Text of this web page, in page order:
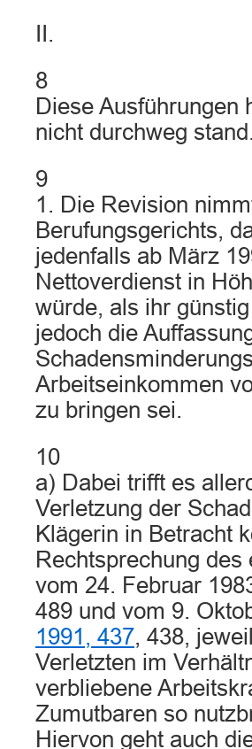
II.
8
Diese Ausführungen
nicht durchweg stand.
9
1. Die Revision
Berufungsgerichts,
jedenfalls ab März
Nettoverdienst in
würde, als ihr
jedoch die
Arbeitseinkommen
zu bringen sei.
10
a) Dabei trifft es
Verletzung der
Klägerin in Betracht
Rechtsprechung
vom 24. Februar
489 und vom 9.
1991, 437, 438,
Verletzten im
verbliebene
Zumutbaren so
Hiervon geht auch